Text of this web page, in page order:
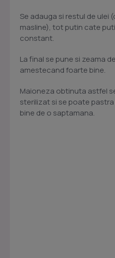
Se adauga si restul de ulei
masline), tot putin cate
constant.
La final se pune si zeama
amestecand foarte bine.
Maioneza obtinuta astfel
sterilizat si se poate
bine de o saptamana.